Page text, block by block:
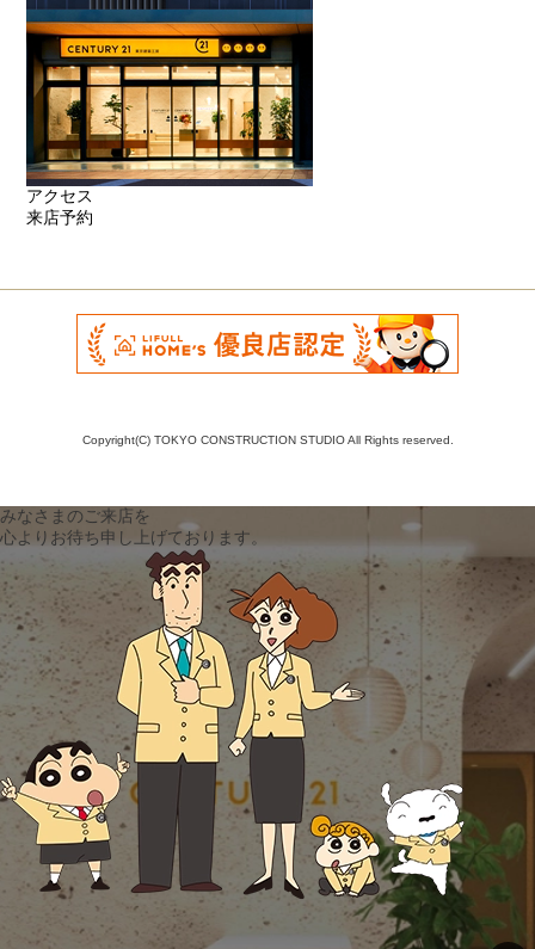
アクセス
来店予約
Copyright(C) TOKYO CONSTRUCTION STUDIO All Rights reserved.
みなさまのご来店を
心よりお待ち申し上げております。